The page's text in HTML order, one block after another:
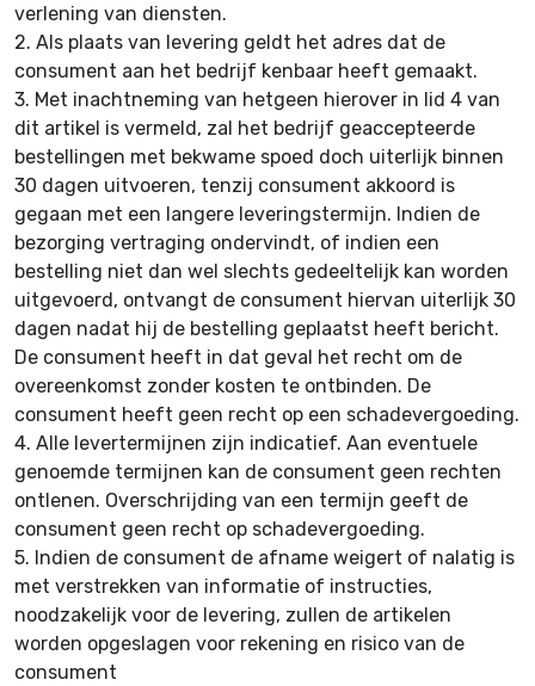
verlening van diensten.
2. Als plaats van levering geldt het adres dat de
consument aan het bedrijf kenbaar heeft gemaakt.
3. Met inachtneming van hetgeen hierover in lid 4 van
dit artikel is vermeld, zal het bedrijf geaccepteerde
bestellingen met bekwame spoed doch uiterlijk binnen
30 dagen uitvoeren, tenzij consument akkoord is
gegaan met een langere leveringstermijn. Indien de
bezorging vertraging ondervindt, of indien een
bestelling niet dan wel slechts gedeeltelijk kan worden
uitgevoerd, ontvangt de consument hiervan uiterlijk 30
dagen nadat hij de bestelling geplaatst heeft bericht.
De consument heeft in dat geval het recht om de
overeenkomst zonder kosten te ontbinden. De
consument heeft geen recht op een schadevergoeding.
4. Alle levertermijnen zijn indicatief. Aan eventuele
genoemde termijnen kan de consument geen rechten
ontlenen. Overschrijding van een termijn geeft de
consument geen recht op schadevergoeding.
5. Indien de consument de afname weigert of nalatig is
met verstrekken van informatie of instructies,
noodzakelijk voor de levering, zullen de artikelen
worden opgeslagen voor rekening en risico van de
consument